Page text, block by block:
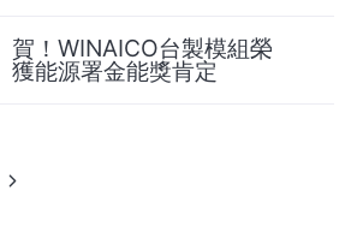
賀！WINAICO台製模組榮
獲能源署金能獎肯定
次